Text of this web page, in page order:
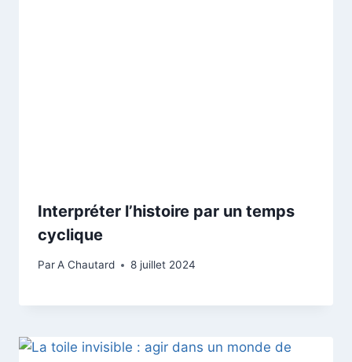
Interpréter l’histoire par un temps
cyclique
ParA Chautard 8 juillet 2024